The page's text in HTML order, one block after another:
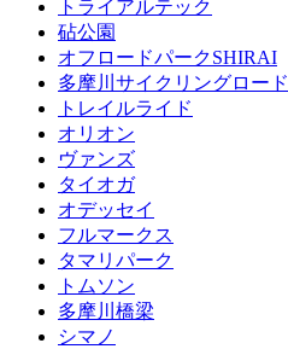
トライアルテック
砧公園
オフロードパークSHIRAI
多摩川サイクリングロード
トレイルライド
オリオン
ヴァンズ
タイオガ
オデッセイ
フルマークス
タマリパーク
トムソン
多摩川橋梁
シマノ